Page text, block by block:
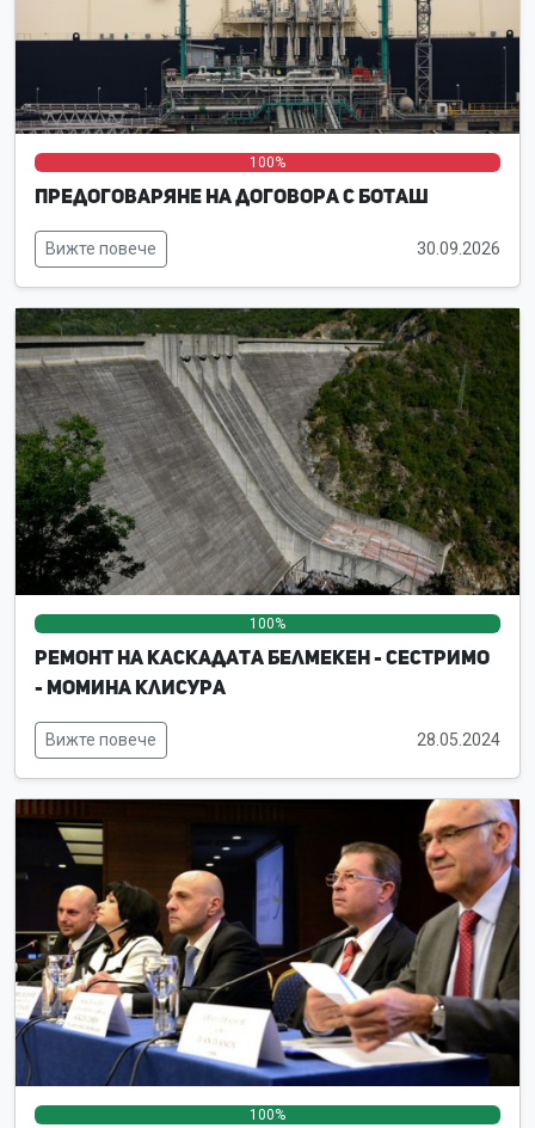
0%
0% 100%
Предоговаряне на договора с Боташ
Вижте повече 30.09.2026
100%
Ремонт на каскадата Белмекен - Сестримо
- Момина клисура
Вижте повече 28.05.2024
100%